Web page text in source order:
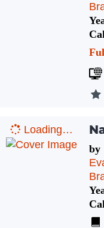
Loading…
by